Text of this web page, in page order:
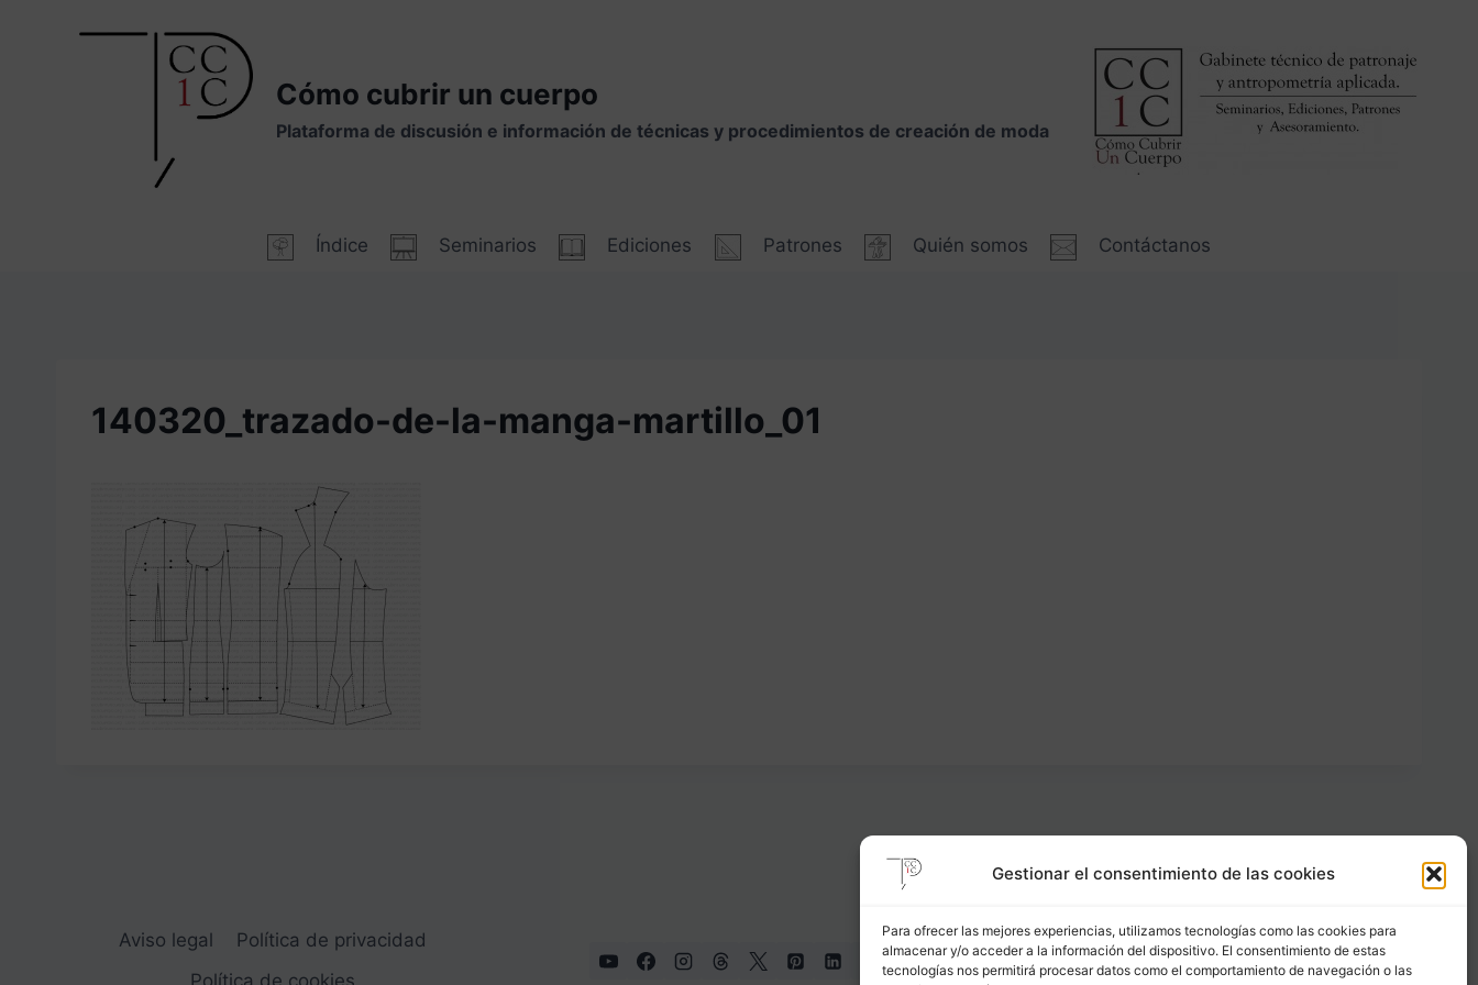
Gestionar el consentimiento de las cookies
Para ofrecer las mejores experiencias, utilizamos tecnologías como las cookies para
almacenar y/o acceder a la información del dispositivo. El consentimiento de estas
tecnologías nos permitirá procesar datos como el comportamiento de navegación o las
Cómo cubrir un cuerpo
Plataforma de discusión e información de técnicas y procedimientos de creación de moda
Índice Seminarios Ediciones Patrones Quién somos Contáctanos
140320_trazado-de-la-manga-martillo_01
Aviso legal
Política de privacidad
Carrer Provença, 183
Tel& Whatsapp